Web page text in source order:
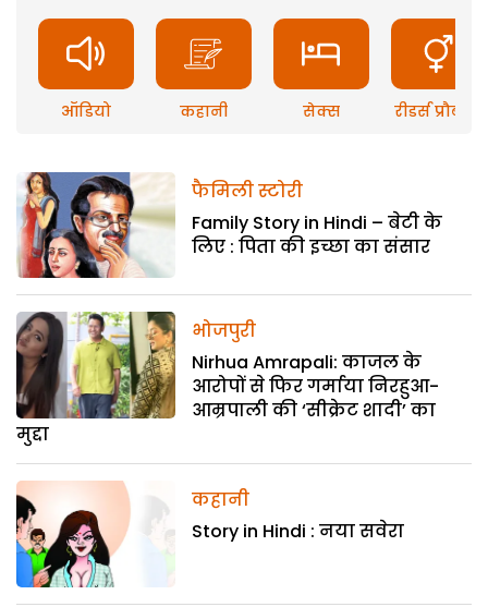
ऑडियो कहानी सेक्स रीडर्स प्रौब्लम
फैमिली स्टोरी
Family Story in Hindi – बेटी के
लिए : पिता की इच्छा का संसार
भोजपुरी
Nirhua Amrapali: काजल के
आरोपों से फिर गर्माया निरहुआ-
आम्रपाली की ‘सीक्रेट शादी’ का
मुद्दा
कहानी
Story in Hindi : नया सवेरा